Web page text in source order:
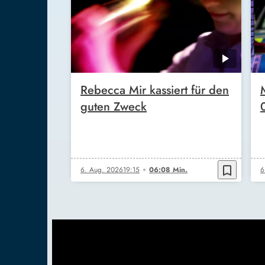
Rebecca Mir kassiert für den
guten Zweck
6. Aug. 202619:15 06:08 Min. bookmark_border